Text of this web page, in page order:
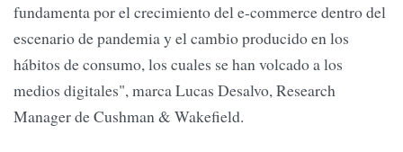
fundamenta por el crecimiento del e-commerce dentro del
escenario de pandemia y el cambio producido en los
hábitos de consumo, los cuales se han volcado a los
medios digitales", marca Lucas Desalvo, Research
Manager de Cushman & Wakefield.